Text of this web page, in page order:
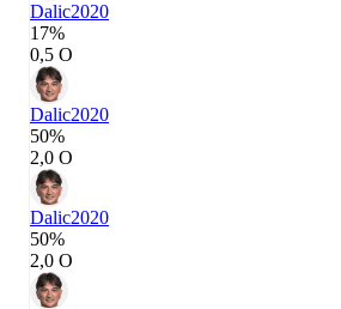
Dalic2020
17%
0,5 О
Dalic2020
50%
2,0 О
Dalic2020
50%
2,0 О